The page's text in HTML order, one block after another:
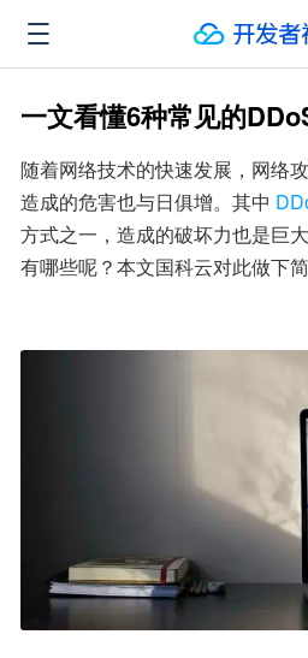
一文看懂6种常见的
随着网络技术的快速发展，网络
造成的危害也与日俱增。其中
方式之一，造成的破坏力也是巨
有哪些呢？本文国科云对此做下简